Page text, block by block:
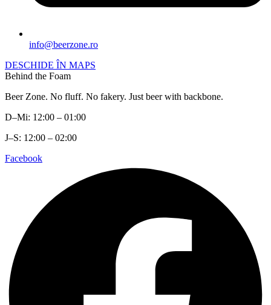
info@beerzone.ro
DESCHIDE ÎN MAPS
Behind the Foam
Beer Zone. No fluff. No fakery. Just beer with backbone.
D–Mi: 12:00 – 01:00
J–S: 12:00 – 02:00
Facebook